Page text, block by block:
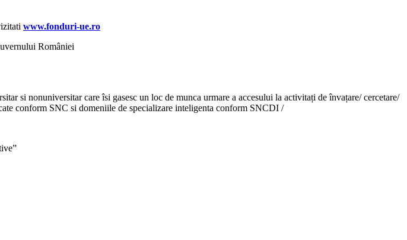
www.fonduri-ue.ro
României
si nonuniversitar care îsi gasesc un loc de munca urmare a accesului la activitați de învațare/ cercetare/
conform SNC si domeniile de specializare inteligenta conform SNCDI /